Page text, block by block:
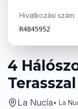
4
Terasszal
La Nucía• La
Hivatkozási szám:
R4845952